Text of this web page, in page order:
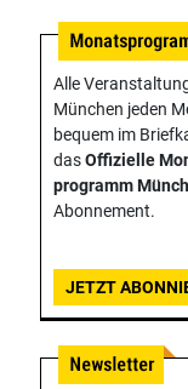
Alle
München jeden
bequem im
dasOffizielle
programm
Abonnement.
JETZT